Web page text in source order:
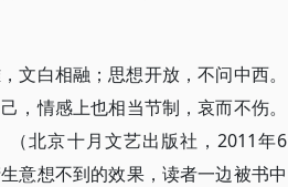
文白相融；思想开放，不问中西。
，情感上也相当节制，哀而不伤。
北京十月文艺出版社，2011年6
意想不到的效果，读者一边被书中